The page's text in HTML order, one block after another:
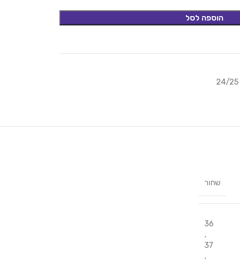
הוספה לסל
שחור
36
,
37
,